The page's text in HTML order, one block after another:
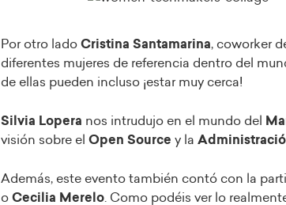
Por otro lado Cristina Santamarina, coworker
diferentes mujeres de referencia dentro del
de ellas pueden incluso ¡estar muy cerca!
Silvia Lopera nos intrudujo en el mundo del
visión sobre el Open Source y la
Además, este evento también contó con la
o Cecilia Merelo . Como podéis ver lo